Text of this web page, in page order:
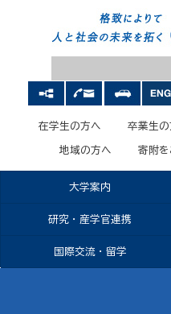
在学生の方へ 卒業生の
地域の方へ 寄附
大学案内
研究・産学官連携
国際交流・留学